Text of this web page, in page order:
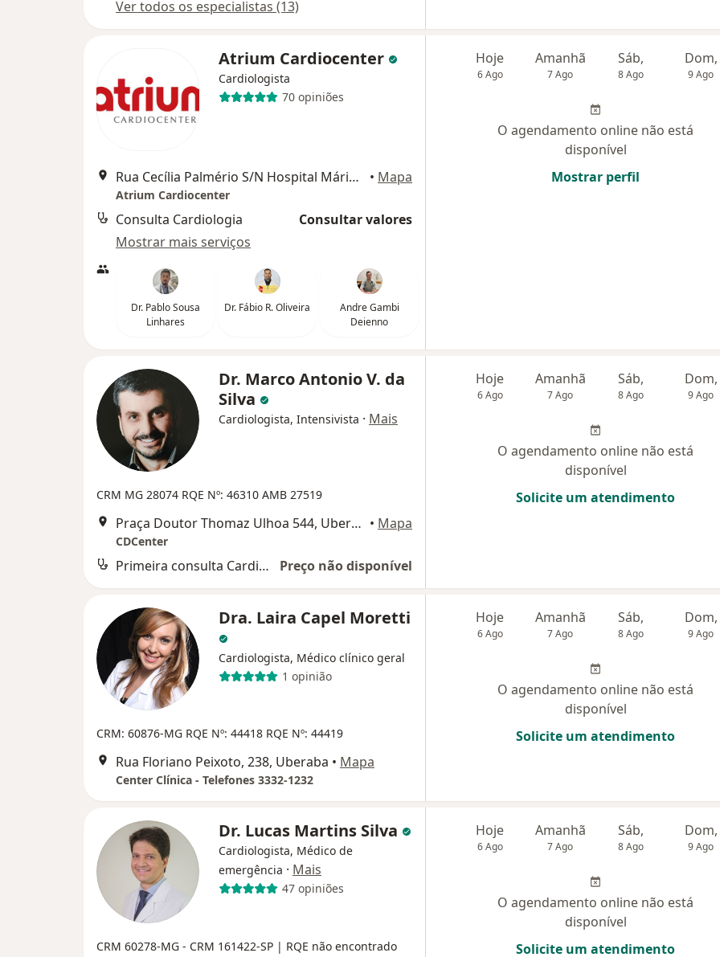
Ver todos os especialistas (13)
Atrium Cardiocenter
Cardiologista
70 opiniões
Rua Cecília Palmério S/N Hospital Mário Palmério, Uberaba • Mapa
Atrium Cardiocenter
Consulta Cardiologia
Consultar valores
Mostrar mais serviços
Dr. Pablo Sousa
Linhares
Dr. Fábio R. Oliveira
Andre Gambi
Deienno
Hoje
6 Ago
Amanhã
7 Ago
Sáb,
8 Ago
Dom,
9 Ago
O agendamento online não está
disponível
Mostrar perfil
Dr. Marco Antonio V. da
Silva
Cardiologista, Intensivista · Mais
CRM MG 28074 RQE Nº: 46310 AMB 27519
Praça Doutor Thomaz Ulhoa 544, Uberaba • Mapa
CDCenter
Primeira consulta Cardiologia Preço não disponível
Hoje
6 Ago
Amanhã
7 Ago
Sáb,
8 Ago
Dom,
9 Ago
O agendamento online não está
disponível
Solicite um atendimento
Dra. Laira Capel Moretti
Cardiologista, Médico clínico geral
1 opinião
CRM: 60876-MG RQE Nº: 44418 RQE Nº: 44419
Rua Floriano Peixoto, 238, Uberaba • Mapa
Center Clínica - Telefones 3332-1232
Hoje
6 Ago
Amanhã
7 Ago
Sáb,
8 Ago
Dom,
9 Ago
O agendamento online não está
disponível
Solicite um atendimento
Dr. Lucas Martins Silva
Cardiologista, Médico de
emergência · Mais
47 opiniões
CRM 60278-MG - CRM 161422-SP | RQE não encontrado
Hoje
6 Ago
Amanhã
7 Ago
Sáb,
8 Ago
Dom,
9 Ago
O agendamento online não está
disponível
Solicite um atendimento